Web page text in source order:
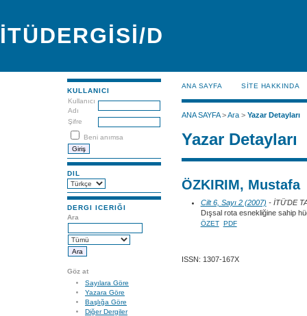
İTÜDERGİSİ/D
KULLANICI
Kullanıcı
Adı
Şifre
Beni anımsa
DIL
DERGI ICERIĞI
Ara
Göz at
Sayılara Göre
Yazara Göre
Başlığa Göre
Diğer Dergiler
ANA SAYFA SİTE HAKKINDA
ANA SAYFA>Ara> Yazar Detayları
Yazar Detayları
ÖZKIRIM, Mustafa
Cilt 6, Sayı 2 (2007) - İTÜ'DE
Dışsal rota esnekliğine sahip
ÖZET PDF
ISSN: 1307-167X